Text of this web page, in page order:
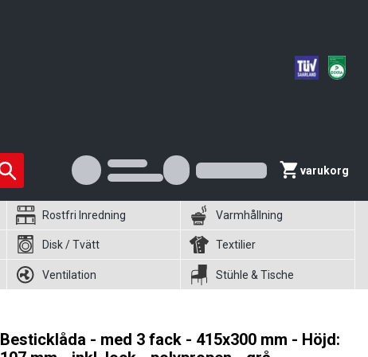
varukorg
Rostfri Inredning Varmhållning
Disk / Tvätt Textilier
Ventilation Stühle & Tische
Besticklåda - med 3 fack - 415x300 mm - Höjd: